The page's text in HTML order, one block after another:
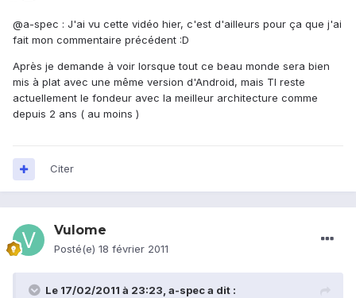
@a-spec : J'ai vu cette vidéo hier, c'est d'ailleurs pour ça que j'ai
fait mon commentaire précédent :D
Après je demande à voir lorsque tout ce beau monde sera bien
mis à plat avec une même version d'Android, mais TI reste
actuellement le fondeur avec la meilleur architecture comme
depuis 2 ans ( au moins )
Citer
Vulome
Posté(e) 18 février 2011
Le 17/02/2011 à 23:23, a-spec a dit :